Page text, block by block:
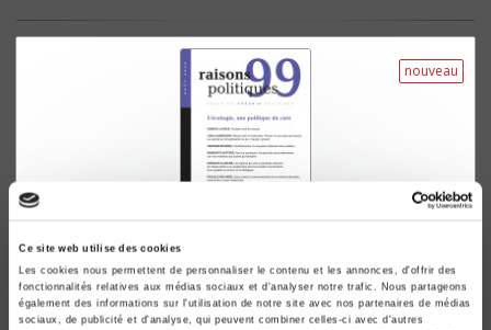
Ce site web utilise des cookies
Les cookies nous permettent de personnaliser le contenu et les annonces, d'offrir des
fonctionnalités relatives aux médias sociaux et d'analyser notre trafic. Nous partageons
également des informations sur l'utilisation de notre site avec nos partenaires de médias
sociaux, de publicité et d'analyse, qui peuvent combiner celles-ci avec d'autres
nouveau
Raisons politiques 99, août 2025
L'écologie, une politique du care